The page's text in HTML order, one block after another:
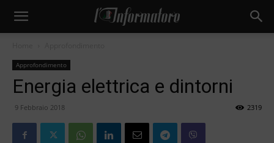
Approfondimento
Energia elettrica e dintorni
9 Febbraio 2018 2319